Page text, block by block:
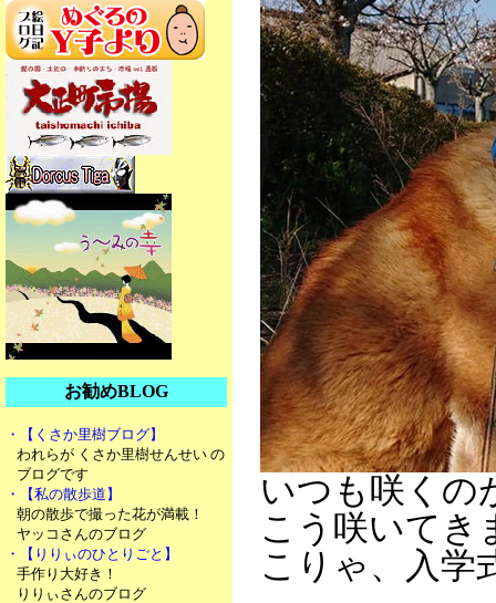
お勧めBLOG
・【くさか里樹ブログ】
われらが くさか里樹せんせい の
ブログです
・【私の散歩道】
朝の散歩で撮った花が満載！
ヤッコさんのブログ
・【りりぃのひとりごと】
手作り大好き！
りりぃさんのブログ
いつも咲くの
こう咲いてき
こりゃ、入学